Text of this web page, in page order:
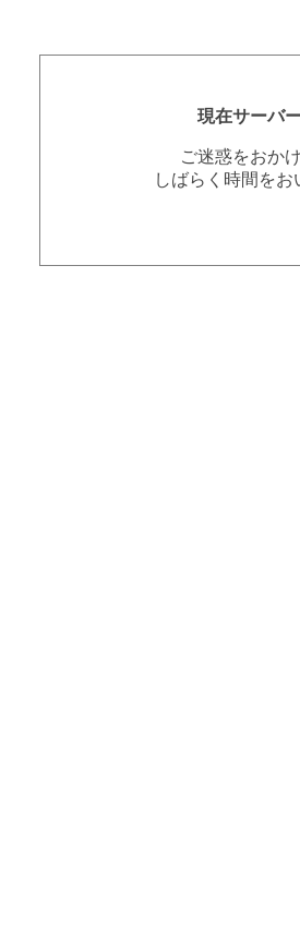
現在サーバ
ご迷惑をおか
しばらく時間を